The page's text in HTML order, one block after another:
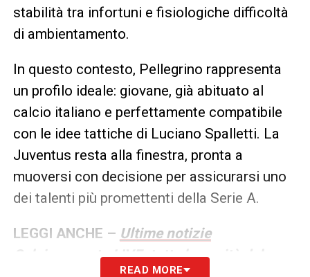
stabilità tra infortuni e fisiologiche difficoltà
di ambientamento.
In questo contesto, Pellegrino rappresenta
un profilo ideale: giovane, già abituato al
calcio italiano e perfettamente compatibile
con le idee tattiche di Luciano Spalletti. La
Juventus resta alla finestra, pronta a
muoversi con decisione per assicurarsi uno
dei talenti più promettenti della Serie A.
LEGGI ANCHE – Ultime notizie
Calciomercato LIVE: tutte le novità del
READ MORE